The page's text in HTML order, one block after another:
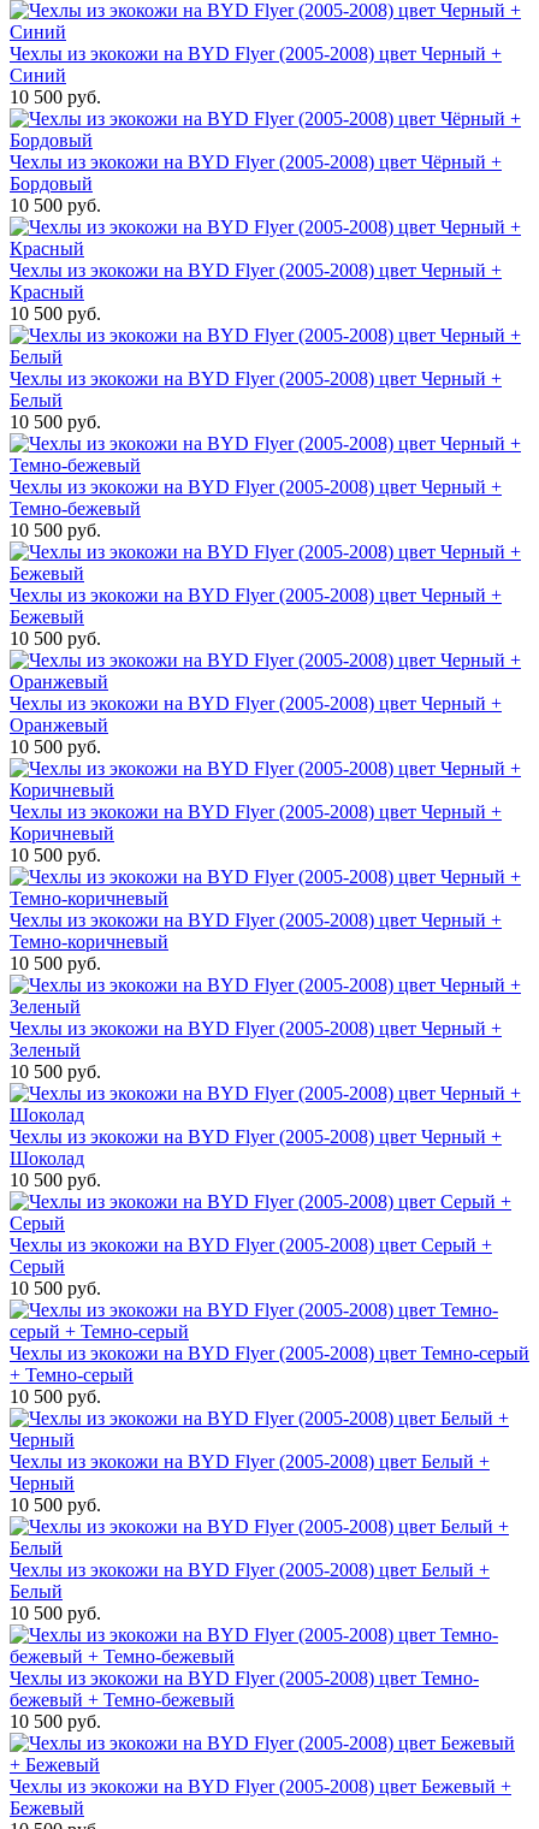
Чехлы из экокожи на BYD Flyer (2005-2008) цвет Черный +
Синий
10 500 руб.
Чехлы из экокожи на BYD Flyer (2005-2008) цвет Чёрный +
Бордовый
10 500 руб.
Чехлы из экокожи на BYD Flyer (2005-2008) цвет Черный +
Красный
10 500 руб.
Чехлы из экокожи на BYD Flyer (2005-2008) цвет Черный +
Белый
10 500 руб.
Чехлы из экокожи на BYD Flyer (2005-2008) цвет Черный +
Темно-бежевый
10 500 руб.
Чехлы из экокожи на BYD Flyer (2005-2008) цвет Черный +
Бежевый
10 500 руб.
Чехлы из экокожи на BYD Flyer (2005-2008) цвет Черный +
Оранжевый
10 500 руб.
Чехлы из экокожи на BYD Flyer (2005-2008) цвет Черный +
Коричневый
10 500 руб.
Чехлы из экокожи на BYD Flyer (2005-2008) цвет Черный +
Темно-коричневый
10 500 руб.
Чехлы из экокожи на BYD Flyer (2005-2008) цвет Черный +
Зеленый
10 500 руб.
Чехлы из экокожи на BYD Flyer (2005-2008) цвет Черный +
Шоколад
10 500 руб.
Чехлы из экокожи на BYD Flyer (2005-2008) цвет Серый +
Серый
10 500 руб.
Чехлы из экокожи на BYD Flyer (2005-2008) цвет Темно-серый
+ Темно-серый
10 500 руб.
Чехлы из экокожи на BYD Flyer (2005-2008) цвет Белый +
Черный
10 500 руб.
Чехлы из экокожи на BYD Flyer (2005-2008) цвет Белый +
Белый
10 500 руб.
Чехлы из экокожи на BYD Flyer (2005-2008) цвет Темно-
бежевый + Темно-бежевый
10 500 руб.
Чехлы из экокожи на BYD Flyer (2005-2008) цвет Бежевый +
Бежевый